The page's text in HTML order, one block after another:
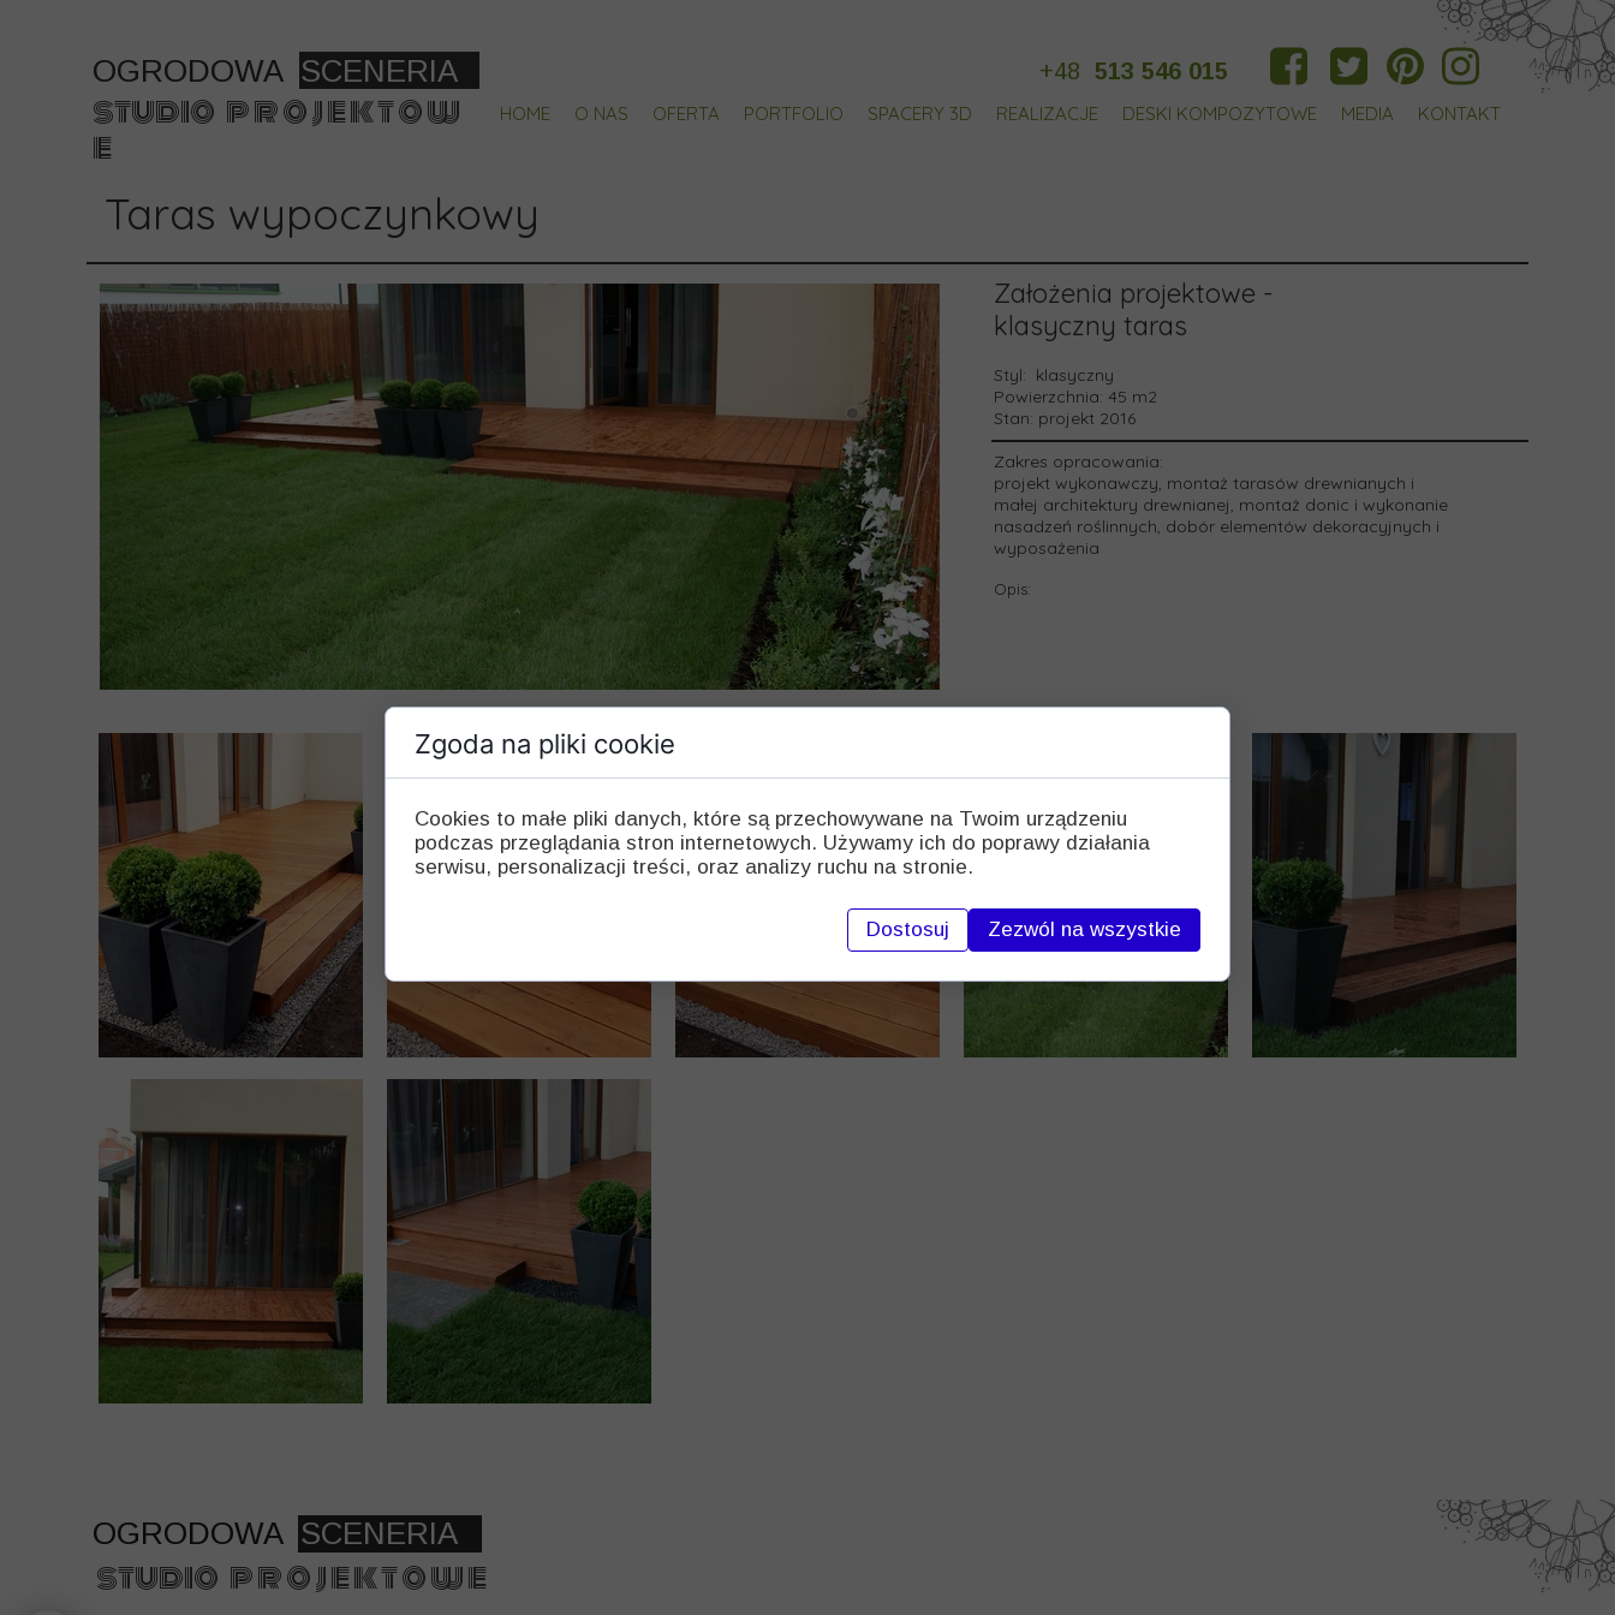
OGRODOWA SCENERIA +48 513 546 015
HOME O NAS OFERTA
PORTFOLIO
SPACERY 3D REALIZACJE DESKI KOMPOZYTOWE MEDIA KONTAKT
studio p r o j e k t o w
e
Założenia projektowe -
klasyczny taras
Styl: klasyczny
Powierzchnia: 45 m2
Stan: projekt 2016
Zakres opracowania:
projekt wykonawczy, montaż tarasów drewnianych i
małej architektury drewnianej, montaż donic i wykonanie
nasadzeń roślinnych, dobór elementów dekoracyjnych i
wyposażenia
Opis:
Taras wypoczynkowy
studio p r o j e k t o w e
OGRODOWA SCENERIA
Zgoda na pliki cookie
Cookies to małe pliki danych, które są przechowywane na Twoim urządzeniu
podczas przeglądania stron internetowych. Używamy ich do poprawy działania
serwisu, personalizacji treści, oraz analizy ruchu na stronie.
Dostosuj Zezwól na wszystkie